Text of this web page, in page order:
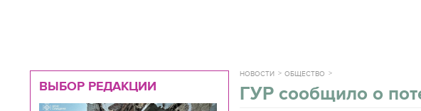
ВЫБОР РЕДАКЦИИ
НОВОСТИ ОБЩЕСТВО
ГУР сообщило о